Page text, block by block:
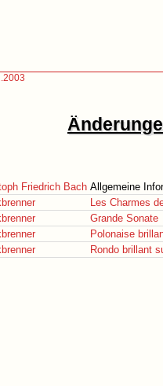
Friedrich Bach Allgemeine
Les Charmes
Grande Sonate
Polonaise
Rondo brillant